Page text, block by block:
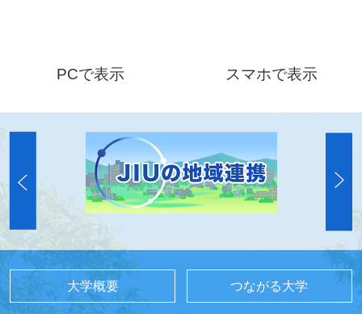
PCで表示 スマホで表示
大学概要 つながる大学